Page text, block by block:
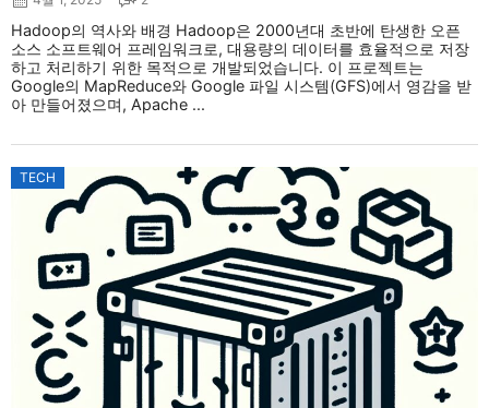
Hadoop의 역사와 배경 Hadoop은 2000년대 초반에 탄생한 오픈
소스 소프트웨어 프레임워크로, 대용량의 데이터를 효율적으로 저장
하고 처리하기 위한 목적으로 개발되었습니다. 이 프로젝트는
Google의 MapReduce와 Google 파일 시스템(GFS)에서 영감을 받
아 만들어졌으며, Apache ...
TECH